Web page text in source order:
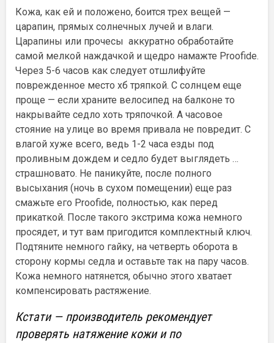
Кожа, как ей и положено, боится трех вещей —
царапин, прямых солнечных лучей и влаги.
Царапины или прочесы аккуратно обработайте
самой мелкой наждачкой и щедро намажте Proofide.
Через 5-6 часов как следует отшлифуйте
поврежденное место хб тряпкой. С солнцем еще
проще — если храните велосипед на балконе то
накрывайте седло хоть тряпочкой. А часовое
стояние на улице во время привала не повредит. С
влагой хуже всего, ведь 1-2 часа езды под
проливным дождем и седло будет выглядеть …
страшновато. Не паникуйте, после полного
высыхания (ночь в сухом помещении) еще раз
смажьте его Proofide, полностью, как перед
прикаткой. После такого экстрима кожа немного
просядет, и тут вам пригодится комплектный ключ.
Подтяните немного гайку, на четверть оборота в
сторону кормы седла и оставьте так на пару часов.
Кожа немного натянется, обычно этого хватает
компенсировать растяжение.
Кстати — производитель рекомендует
проверять натяжение кожи и по